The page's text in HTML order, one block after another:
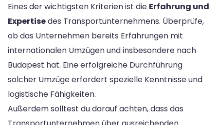
Eines der wichtigsten Kriterien ist die Erfahrung und
Expertisedes Transportunternehmens. Überprüfe,
ob das Unternehmen bereits Erfahrungen mit
internationalen Umzügen und insbesondere nach
Budapest hat. Eine erfolgreiche Durchführung
solcher Umzüge erfordert spezielle Kenntnisse und
logistische Fähigkeiten.
Außerdem solltest du darauf achten, dass das